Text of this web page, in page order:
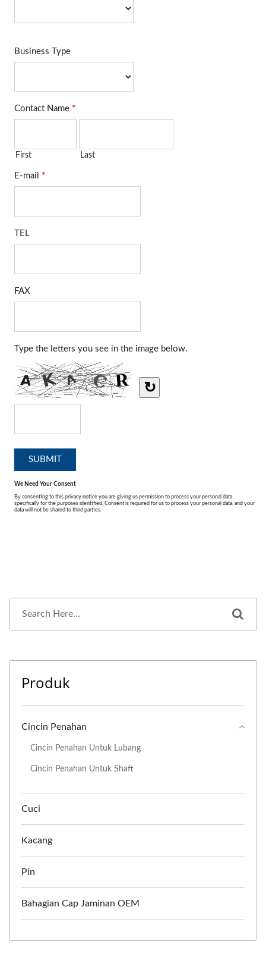
Produk
Cincin Penahan
Cincin Penahan Untuk Lubang
Cincin Penahan Untuk Shaft
Cuci
Kacang
Pin
Bahagian Cap Jaminan OEM